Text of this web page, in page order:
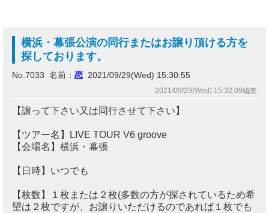
横浜・幕張公演の同行またはお譲り頂ける方を
探しております。
No.7033 名前： 恋 2021/09/29(Wed) 15:30:55
2021/09/29(Wed) 15:32:09編集
【譲って下さい又は同行させて下さい】
【ツアー名】LIVE TOUR V6 groove
【会場名】横浜・幕張
【日時】いつでも
【枚数】１枚または２枚(多数の方が探されているため希
望は２枚ですが、お譲りいただけるのであれば１枚でも